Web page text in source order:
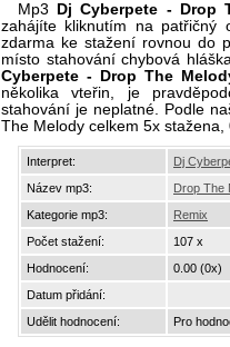
Mp3
Dj Cyberpete - Drop
zahájíte kliknutím na patřičný
zdarma ke stažení rovnou do
místo stahování chybová
Cyberpete - Drop The
několika vteřin, je
stahování je neplatné. Podle
The Melody celkem 5x
Interpret:
Dj
Název mp3:
Drop The
Kategorie mp3:
Remix
Počet stažení:
107 x
Hodnocení:
0.00 (0x)
Datum přidání:
Udělit hodnocení:
Pro